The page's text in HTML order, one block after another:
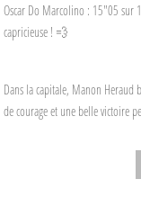
Oscar Do Marcolino : 15"05 sur
capricieuse ! 💨
Dans la capitale, Manon
de courage et une belle victoire